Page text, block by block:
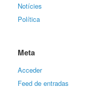
Notícies
Política
Meta
Acceder
Feed de entradas